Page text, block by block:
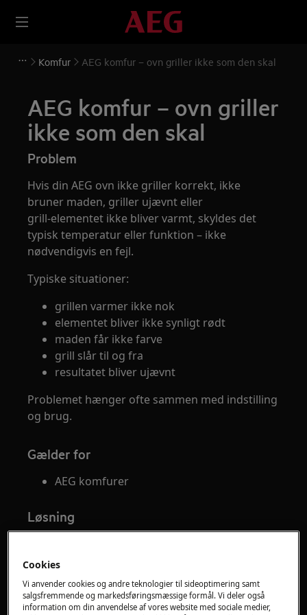
Komfur AEG komfur – ovn griller ikke som den skal
AEG komfur – ovn griller
ikke som den skal
Problem
Hvis din AEG ovn ikke griller korrekt, ikke
bruner maden, griller ujævnt eller
grill‑elementet ikke bliver varmt, skyldes det
typisk temperatur eller funktion – ikke
nødvendigvis en fejl.
Typiske situationer:
grillen varmer ikke nok
elementet bliver ikke synligt rødt
maden får ikke farve
grill slår til og fra
resultatet bliver ujævnt
Problemet hænger ofte sammen med indstilling
og brug.
Gælder for
AEG komfurer
Løsning
1. Forstå grillens styring
grill styres af termostat
Cookies
Vi anvender cookies og andre teknologier til sideoptimering samt
salgsfremmende og markedsføringsmæssige formål. Vi deler også
information om din anvendelse af vores website med sociale medier,